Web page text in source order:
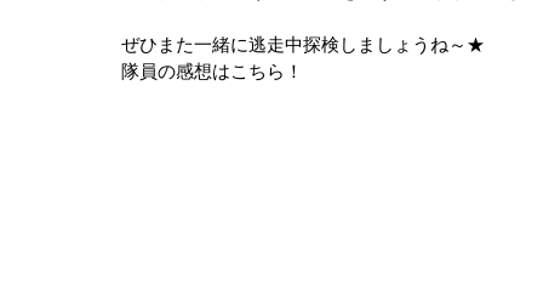
ぜひまた一緒に逃走中探検しましょうね～★
隊員の感想はこちら！